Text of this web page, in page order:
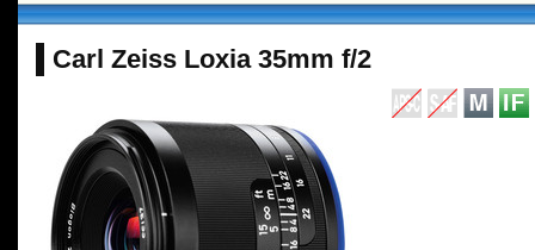
Carl Zeiss Loxia 35mm f/2